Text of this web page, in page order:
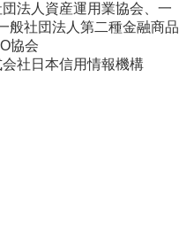
法人資産運用業協会、一
般社団法人第二種金融商品
協会
社日本信用情報機構